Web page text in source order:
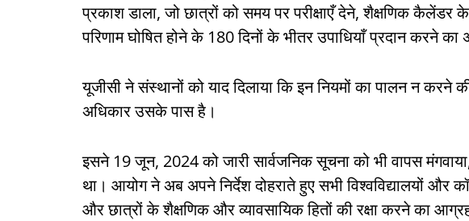
प्रकाश डाला, जो छात्रों को समय पर परीक्षाएँ देने, शैक्षणिक कैलेंडर
परिणाम घोषित होने के 180 दिनों के भीतर उपाधियाँ प्रदान करने का
यूजीसी ने संस्थानों को याद दिलाया कि इन नियमों का पालन न करने
अधिकार उसके पास है।
इसने 19 जून, 2024 को जारी सार्वजनिक सूचना को भी वापस
था। आयोग ने अब अपने निर्देश दोहराते हुए सभी विश्वविद्यालयों और
और छात्रों के शैक्षणिक और व्यावसायिक हितों की रक्षा करने का